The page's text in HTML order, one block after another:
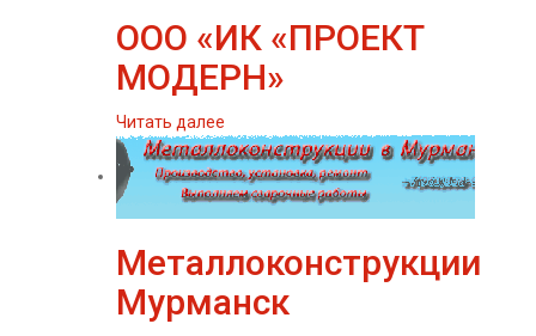
ООО «ИК «ПРОЕКТ
МОДЕРН»
Читать далее
Металлоконструкции
Мурманск